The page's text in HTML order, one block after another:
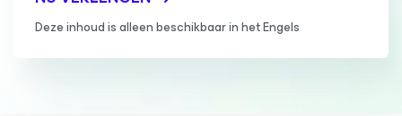
Deze inhoud is alleen beschikbaar in het Engels